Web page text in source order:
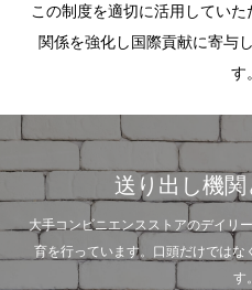
この制度を適切に活用してい
関係を強化し国際貢献に寄与
す。
送り出し機
大手コンビニエンスストアのデイリ
育を行っています。口頭だけではな
す。